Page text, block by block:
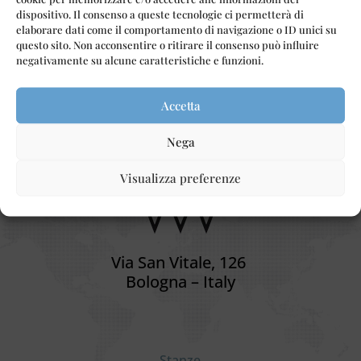
dispositivo. Il consenso a queste tecnologie ci permetterà di
elaborare dati come il comportamento di navigazione o ID unici su
questo sito. Non acconsentire o ritirare il consenso può influire
negativamente su alcune caratteristiche e funzioni.
Accetta
Nega
Visualizza preferenze
controllo regolare permette di vivere con...
Ospitalità 💯%Italiana
Via San Vitale, 126
Bologna – Italy